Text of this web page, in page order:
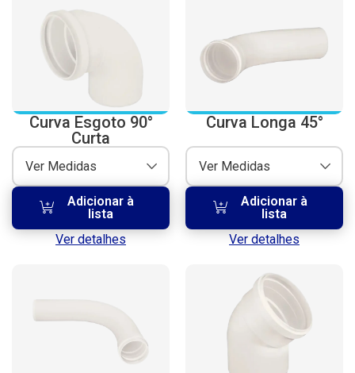
Curva Esgoto 90°
Curta
Ver Medidas
Adicionar à
lista
Ver detalhes
Curva Longa 45°
Ver Medidas
Adicionar à
lista
Ver detalhes